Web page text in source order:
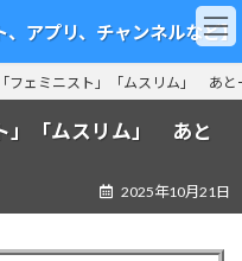
アプリ、チャンネルなど】
フェミニスト」「ムスリム」 あと
」「ムスリム」 あと
2025年10月21日